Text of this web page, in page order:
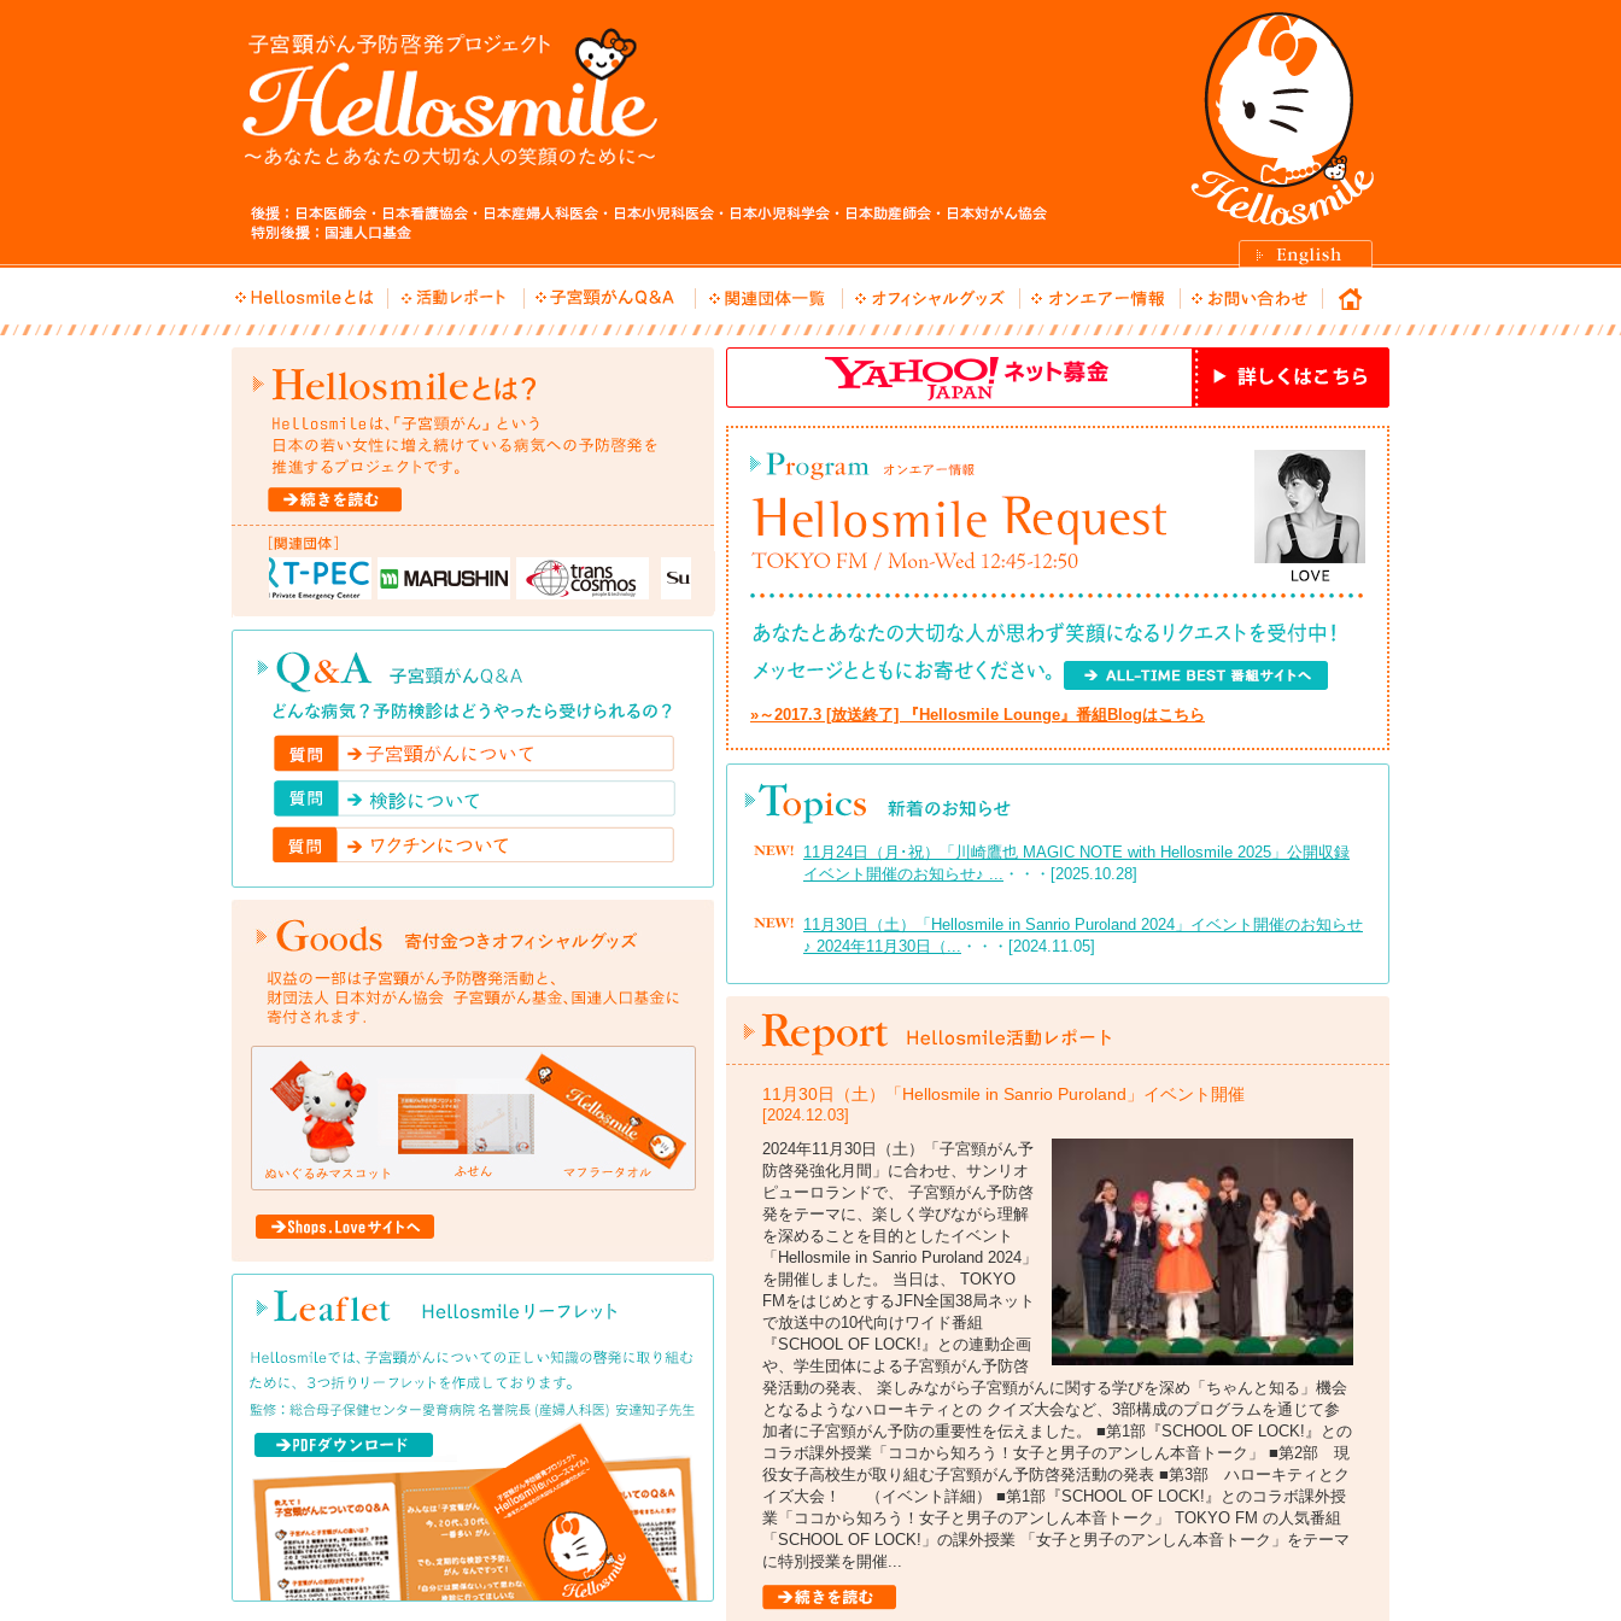
»～2017.3 [放送終了] 『Hellosmile Lounge』番組Blogはこちら
11月24日（月･祝）「川崎鷹也 MAGIC NOTE with Hellosmile 2025」公開収録
イベント開催のお知らせ♪ ... ・・・[2025.10.28]
11月30日（土）「Hellosmile in Sanrio Puroland 2024」イベント開催のお知らせ
♪ 2024年11月30日（... ・・・[2024.11.05]
11月30日（土）「Hellosmile in Sanrio Puroland」イベント開催
[2024.12.03]
2024年11月30日（土）「子宮頸がん予
防啓発強化月間」に合わせ、サンリオ
ピューロランドで、 子宮頸がん予防啓
発をテーマに、楽しく学びながら理解
を深めることを目的としたイベント
「Hellosmile in Sanrio Puroland 2024」
を開催しました。 当日は、 TOKYO
FMをはじめとするJFN全国38局ネット
で放送中の10代向けワイド番組
『SCHOOL OF LOCK!』との連動企画
や、学生団体による子宮頸がん予防啓
発活動の発表、 楽しみながら子宮頸がんに関する学びを深め「ちゃんと知る」機会
となるようなハローキティとの クイズ大会など、3部構成のプログラムを通じて参
加者に子宮頸がん予防の重要性を伝えました。 ■第1部『SCHOOL OF LOCK!』との
コラボ課外授業「ココから知ろう！女子と男子のアンしん本音トーク」 ■第2部 現
役女子高校生が取り組む子宮頸がん予防啓発活動の発表 ■第3部 ハローキティとク
イズ大会！ （イベント詳細） ■第1部『SCHOOL OF LOCK!』とのコラボ課外授
業「ココから知ろう！女子と男子のアンしん本音トーク」 TOKYO FM の人気番組
「SCHOOL OF LOCK!」の課外授業 「女子と男子のアンしん本音トーク」をテーマ
に特別授業を開催...